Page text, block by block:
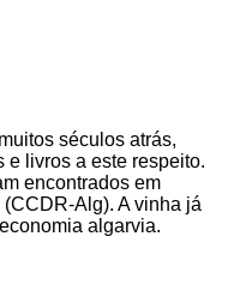
séculos atrás,
e livros a este respeito.
encontrados em
Alg). A vinha já
algarvia.